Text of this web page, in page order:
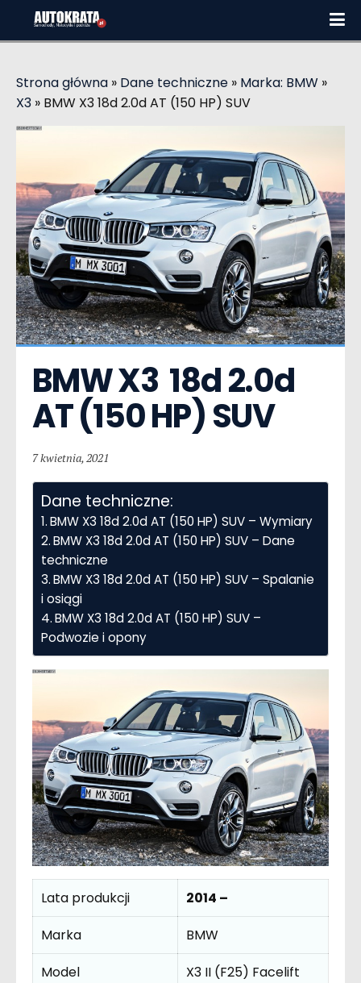
Strona główna » Dane techniczne » Marka: BMW »
X3 » BMW X3 18d 2.0d AT (150 HP) SUV
BMW X3  18d 2.0d
AT (150 HP) SUV
7 kwietnia, 2021
Dane techniczne:
BMW X3 18d 2.0d AT (150 HP) SUV – Wymiary
BMW X3 18d 2.0d AT (150 HP) SUV – Dane
techniczne
BMW X3 18d 2.0d AT (150 HP) SUV – Spalanie
i osiągi
BMW X3 18d 2.0d AT (150 HP) SUV –
Podwozie i opony
Lata produkcji
2014 –
Marka
BMW
Model
X3 II (F25) Facelift